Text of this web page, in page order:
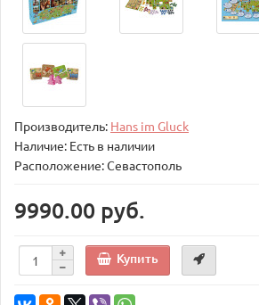
Производитель: Hans im Gluck
Наличие: Есть в наличии
Расположение: Севастополь
9990.00 руб.
Купить